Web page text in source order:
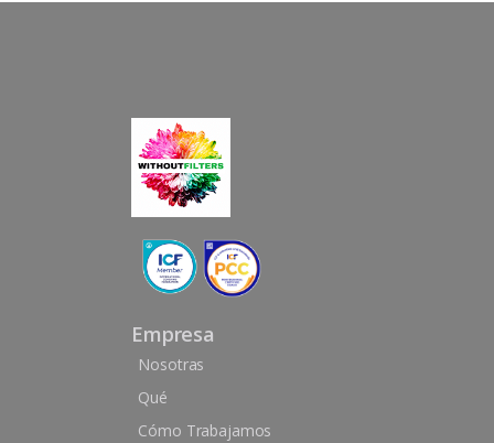
Empresa
Nosotras
Qué
Cómo Trabajamos